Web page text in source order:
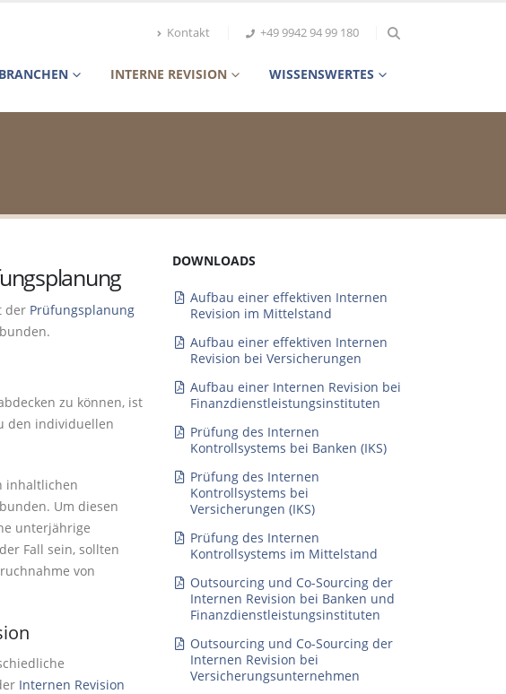
Kontakt +49 9942 94 99 180
BRANCHEN INTERNE REVISION WISSENSWERTES
der Prüfungsplanung
zu können, ist
den individuellen
inhaltlichen
Um diesen
unterjährige
Fall sein, sollten
von
Internen Revision
DOWNLOADS
Aufbau einer effektiven Internen
Revision im Mittelstand
Aufbau einer effektiven Internen
Revision bei Versicherungen
Aufbau einer Internen Revision bei
Finanzdienstleistungsinstituten
Prüfung des Internen
Kontrollsystems bei Banken (IKS)
Prüfung des Internen
Kontrollsystems bei
Versicherungen (IKS)
Prüfung des Internen
Kontrollsystems im Mittelstand
Outsourcing und Co-Sourcing der
Internen Revision bei Banken und
Finanzdienstleistungsinstituten
Outsourcing und Co-Sourcing der
Internen Revision bei
Versicherungsunternehmen